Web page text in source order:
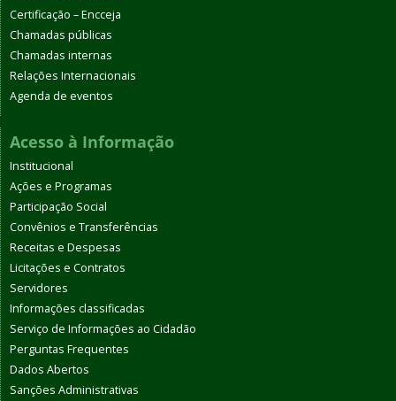
Certificação – Encceja
Chamadas públicas
Chamadas internas
Relações Internacionais
Agenda de eventos
Acesso à Informação
Institucional
Ações e Programas
Participação Social
Convênios e Transferências
Receitas e Despesas
Licitações e Contratos
Servidores
Informações classificadas
Serviço de Informações ao Cidadão
Perguntas Frequentes
Dados Abertos
Sanções Administrativas